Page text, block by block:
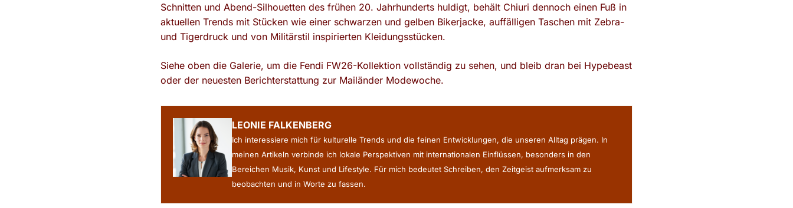
Schnitten und Abend-Silhouetten des frühen 20. Jahrhunderts huldigt, behält Chiuri dennoch einen Fuß in
aktuellen Trends mit Stücken wie einer schwarzen und gelben Bikerjacke, auffälligen Taschen mit Zebra-
und Tigerdruck und von Militärstil inspirierten Kleidungsstücken.
Siehe oben die Galerie, um die Fendi FW26-Kollektion vollständig zu sehen, und bleib dran bei Hypebeast
oder der neuesten Berichterstattung zur Mailänder Modewoche.
LEONIE FALKENBERG
Ich interessiere mich für kulturelle Trends und die feinen Entwicklungen, die unseren Alltag prägen. In
meinen Artikeln verbinde ich lokale Perspektiven mit internationalen Einflüssen, besonders in den
Bereichen Musik, Kunst und Lifestyle. Für mich bedeutet Schreiben, den Zeitgeist aufmerksam zu
beobachten und in Worte zu fassen.